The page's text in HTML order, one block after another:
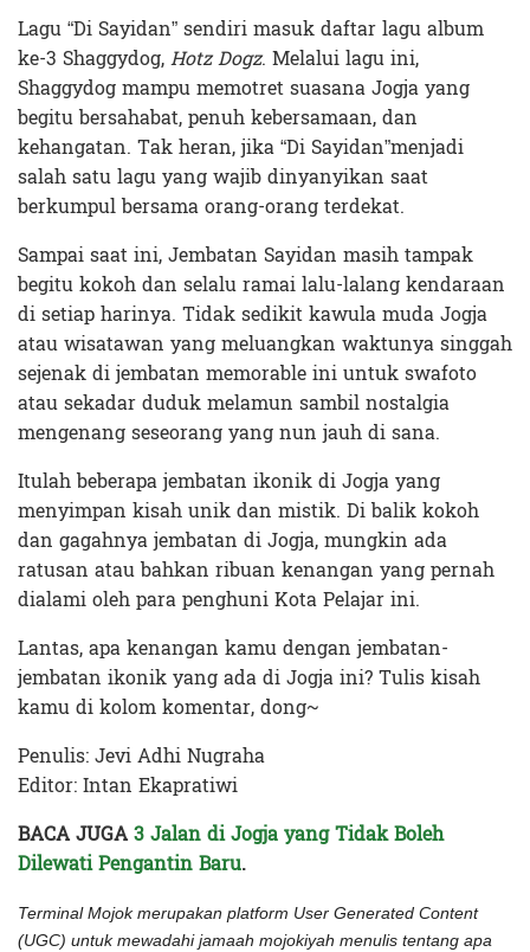
Lagu “Di Sayidan” sendiri masuk daftar lagu album
ke-3 Shaggydog,Hotz Dogz. Melalui lagu ini,
Shaggydog mampu memotret suasana Jogja yang
begitu bersahabat, penuh kebersamaan, dan
kehangatan. Tak heran, jika “Di Sayidan”menjadi
salah satu lagu yang wajib dinyanyikan saat
berkumpul bersama orang-orang terdekat.
Sampai saat ini, Jembatan Sayidan masih tampak
begitu kokoh dan selalu ramai lalu-lalang kendaraan
di setiap harinya. Tidak sedikit kawula muda Jogja
atau wisatawan yang meluangkan waktunya singgah
sejenak di jembatan memorable ini untuk swafoto
atau sekadar duduk melamun sambil nostalgia
mengenang seseorang yang nun jauh di sana.
Itulah beberapa jembatan ikonik di Jogja yang
menyimpan kisah unik dan mistik. Di balik kokoh
dan gagahnya jembatan di Jogja, mungkin ada
ratusan atau bahkan ribuan kenangan yang pernah
dialami oleh para penghuni Kota Pelajar ini.
Lantas, apa kenangan kamu dengan jembatan-
jembatan ikonik yang ada di Jogja ini? Tulis kisah
kamu di kolom komentar, dong~
Penulis: Jevi Adhi Nugraha
Editor: Intan Ekapratiwi
BACA JUGA3 Jalan di Jogja yang Tidak Boleh
Dilewati Pengantin Baru.
Terminal Mojok merupakan platform User Generated Content
(UGC) untuk mewadahi jamaah mojokiyah menulis tentang apa